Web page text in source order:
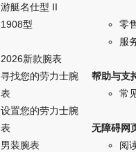
游艇名仕型 II
1908型
2026新款腕表
寻找您的劳力士腕
表
设置您的劳力士腕
表
男装腕表
零
服
帮助与支
常
无障碍网
阅